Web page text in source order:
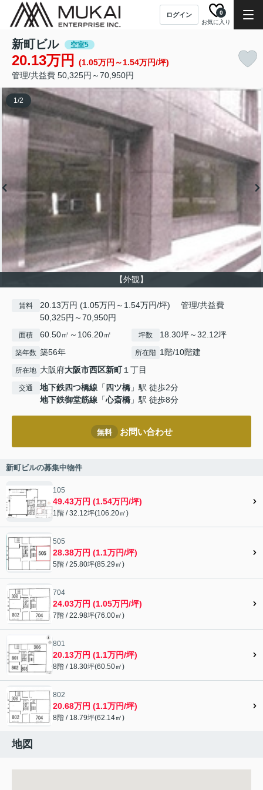
ログイン
お気に入り
0
新町ビル 空室5
20.13万円
(1.05万円～1.54万円/坪)
管理/共益費 50,325円～70,950円
【外観】
1/2
賃料
20.13万円 (1.05万円～1.54万円/坪) 管理/共益費
50,325円～70,950円
面積 60.50㎡～106.20㎡ 坪数 18.30坪～32.12坪
築年数 築56年 所在階 1階/10階建
所在地 大阪府大阪市西区新町１丁目
交通 地下鉄四つ橋線 「 四ツ橋 」駅 徒歩2分
地下鉄御堂筋線 「心斎橋 」駅 徒歩8分
無料 お問い合わせ
新町ビルの募集中物件
105
49.43万円 (1.54万円/坪)
1階 / 32.12坪(106.20㎡)
505
28.38万円 (1.1万円/坪)
5階 / 25.80坪(85.29㎡)
704
24.03万円 (1.05万円/坪)
7階 / 22.98坪(76.00㎡)
801
20.13万円 (1.1万円/坪)
8階 / 18.30坪(60.50㎡)
802
20.68万円 (1.1万円/坪)
8階 / 18.79坪(62.14㎡)
地図